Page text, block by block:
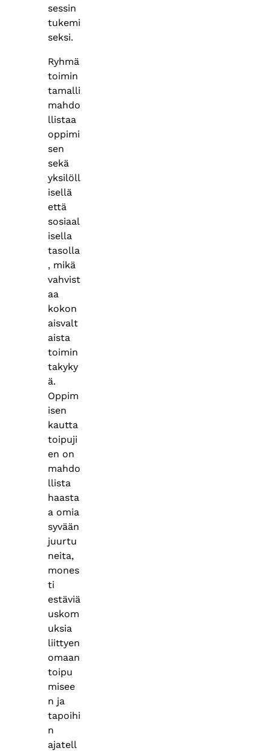
sessin
tukemi
seksi.
Ryhmä
toimin
tamalli
mahdo
llistaa
oppimi
sen
sekä
yksilöll
isellä
että
sosiaal
isella
tasolla
, mikä
vahvist
aa
kokon
aisvalt
aista
toimin
takyky
ä.
Oppim
isen
kautta
toipuji
en on
mahdo
llista
haasta
a omia
syvään
juurtu
neita,
mones
ti
estäviä
uskom
uksia
liittyen
omaan
toipu
misee
n ja
tapoihi
n
ajatell